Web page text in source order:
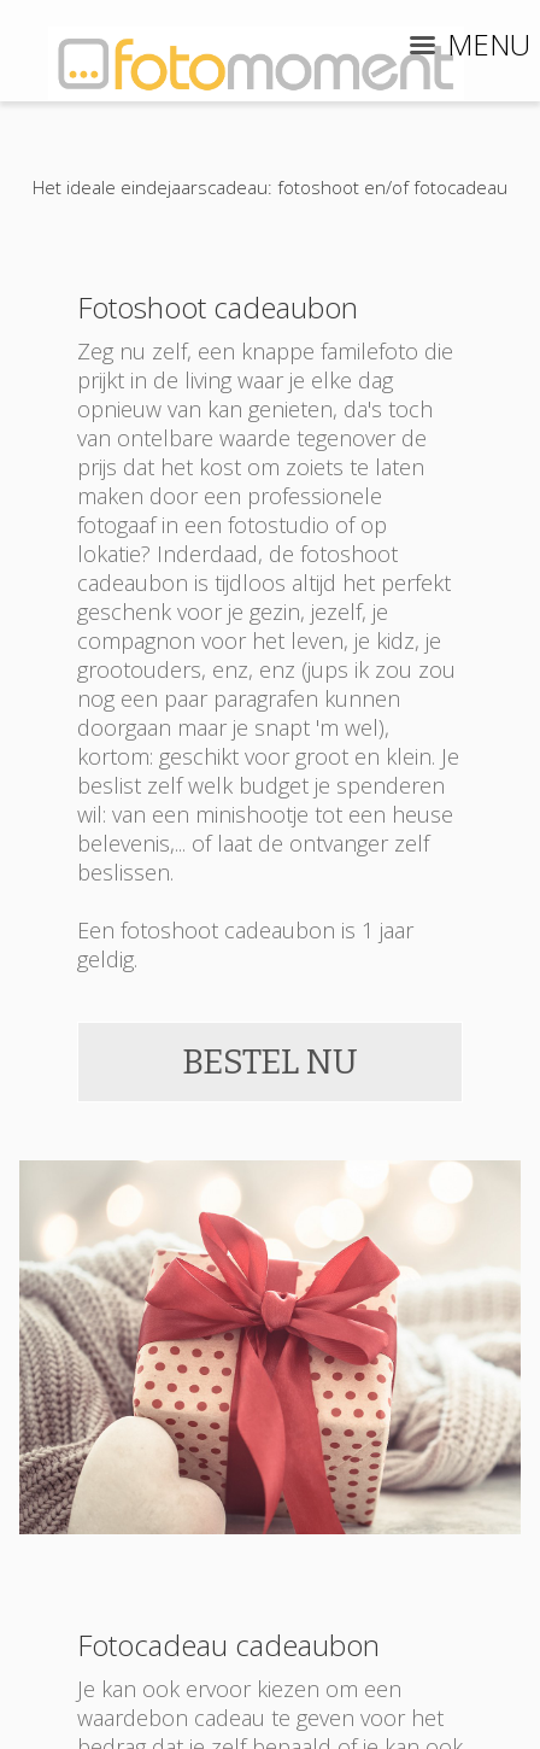
MENU
Het ideale eindejaarscadeau: fotoshoot en/of fotocadeau
Fotoshoot cadeaubon
Zeg nu zelf, een knappe familefoto die
prijkt in de living waar je elke dag
opnieuw van kan genieten, da's toch
van ontelbare waarde tegenover de
prijs dat het kost om zoiets te laten
maken door een professionele
fotogaaf in een fotostudio of op
lokatie? Inderdaad, de fotoshoot
cadeaubon is tijdloos altijd het perfekt
geschenk voor je gezin, jezelf, je
compagnon voor het leven, je kidz, je
grootouders, enz, enz (jups ik zou zou
nog een paar paragrafen kunnen
doorgaan maar je snapt 'm wel),
kortom: geschikt voor groot en klein. Je
beslist zelf welk budget je spenderen
wil: van een minishootje tot een heuse
belevenis,... of laat de ontvanger zelf
beslissen.
Een fotoshoot cadeaubon is 1 jaar
geldig.
BESTEL NU
Fotocadeau cadeaubon
Je kan ook ervoor kiezen om een
waardebon cadeau te geven voor het